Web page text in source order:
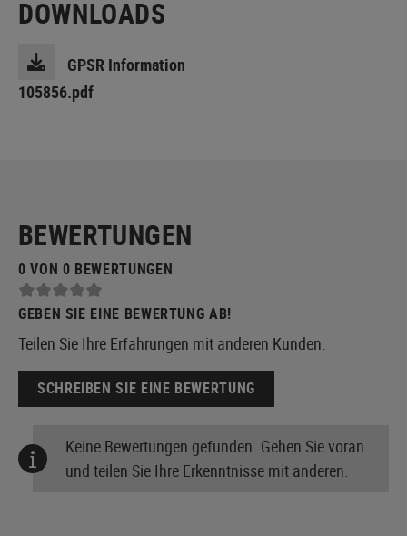
DOWNLOADS
GPSR Information
105856.pdf
BEWERTUNGEN
0 VON 0 BEWERTUNGEN
GEBEN SIE EINE BEWERTUNG AB!
Teilen Sie Ihre Erfahrungen mit anderen Kunden.
SCHREIBEN SIE EINE BEWERTUNG
Keine Bewertungen gefunden. Gehen Sie voran
und teilen Sie Ihre Erkenntnisse mit anderen.